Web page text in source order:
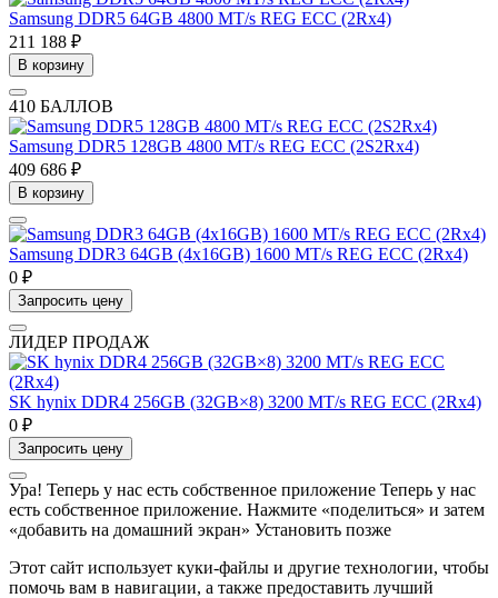
Samsung DDR5 64GB 4800 MT/s REG ECC (2Rx4)
211 188 ₽
В корзину
410 БАЛЛОВ
Samsung DDR5 128GB 4800 MT/s REG ECC (2S2Rx4)
409 686 ₽
В корзину
Samsung DDR3 64GB (4x16GB) 1600 MT/s REG ECC (2Rx4)
0 ₽
Запросить цену
ЛИДЕР ПРОДАЖ
SK hynix DDR4 256GB (32GB×8) 3200 MT/s REG ECC (2Rx4)
0 ₽
Запросить цену
Ура! Теперь у нас есть собственное приложение Теперь у нас
есть собственное приложение. Нажмите «поделиться» и затем
«добавить на домашний экран» Установить позже
Этот сайт использует куки-файлы и другие технологии, чтобы
помочь вам в навигации, а также предоставить лучший